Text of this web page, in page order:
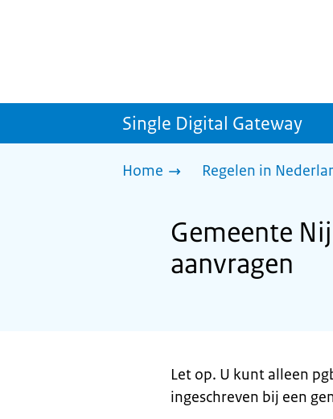
Single Digital Gateway
Home Regelen in
Gemeente
aanvragen
Let op. U kunt alleen
ingeschreven bij een